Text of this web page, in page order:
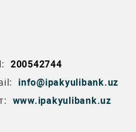
200542744
info@ipakyulibank.uz
www.ipakyulibank.uz